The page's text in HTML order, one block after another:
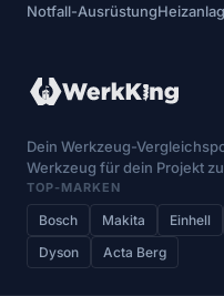
Notfall-Ausrüstung
Dein Werkzeug-
Werkzeug für dein Projekt
TOP-MARKEN
Bosch Makita Einhell
Dyson
Acta Berg